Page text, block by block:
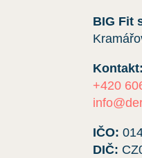
BIG Fit
+420
IČO:
DIČ: